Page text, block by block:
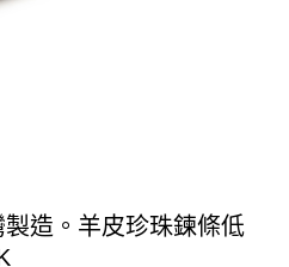
製造。羊皮珍珠鍊條低